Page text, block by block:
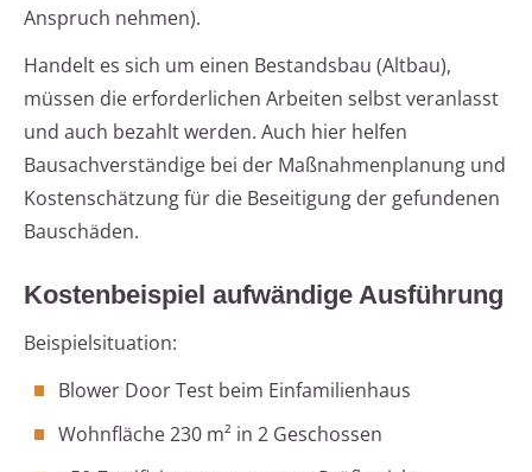
Anspruch nehmen).
Handelt es sich um einen Bestandsbau (Altbau),
müssen die erforderlichen Arbeiten selbst veranlasst
und auch bezahlt werden. Auch hier helfen
Bausachverständige bei der Maßnahmenplanung und
Kostenschätzung für die Beseitigung der gefundenen
Bauschäden.
Kostenbeispiel aufwändige Ausführung
Beispielsituation:
Blower Door Test beim Einfamilienhaus
Wohnfläche 230 m² in 2 Geschossen